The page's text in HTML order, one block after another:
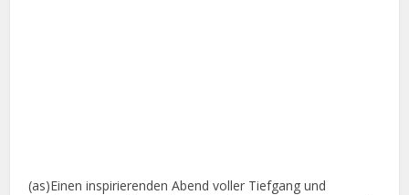
(as)Einen inspirierenden Abend voller Tiefgang und